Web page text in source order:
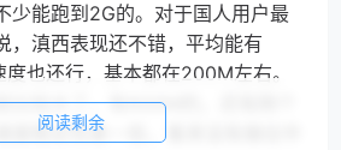
少能跑到2G的。对于国人用户最
，滇西表现还不错，平均能有
也还行，基本都在200M左右。
比较大了，有600M的，还有刚个
度稳定性差一些，看来没有做往中
阅读剩余